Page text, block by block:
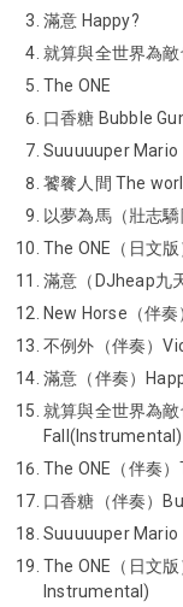
滿意 Happy?
就算與全世界為敵
The ONE
口香糖 Bubble
Suuuuuper Mario
饕餮人間 The
以夢為馬（壯志
The ONE（日文
滿意（DJheap九
New Horse（伴
不例外（伴奏）
滿意（伴奏）
就算與全世界為
Fall(Instrumental)
The ONE（伴奏
口香糖（伴奏）
Suuuuuper
The ONE（日文
Instrumental)